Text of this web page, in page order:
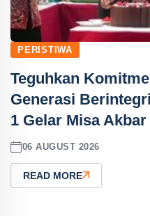
PERISTIWA
Teguhkan
Generasi
1 Gelar Misa
06 AUGUST 2026
READ MORE